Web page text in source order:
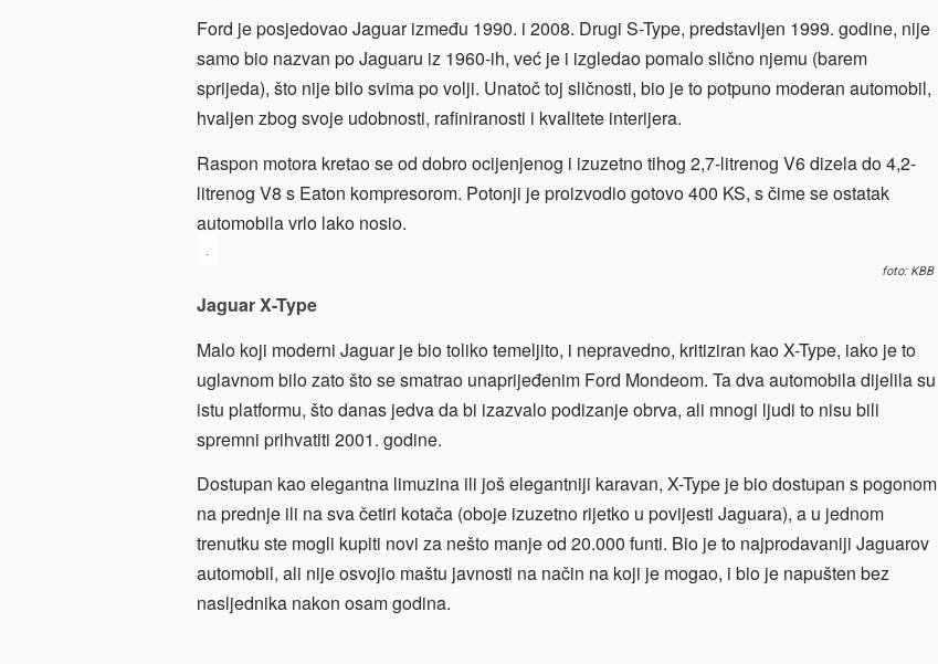
Ford je posjedovao Jaguar između 1990. i 2008. Drugi S-Type, predstavljen 1999. godine, nije
samo bio nazvan po Jaguaru iz 1960-ih, već je i izgledao pomalo slično njemu (barem
sprijeda), što nije bilo svima po volji. Unatoč toj sličnosti, bio je to potpuno moderan automobil,
hvaljen zbog svoje udobnosti, rafiniranosti i kvalitete interijera.
Raspon motora kretao se od dobro ocijenjenog i izuzetno tihog 2,7-litrenog V6 dizela do 4,2-
litrenog V8 s Eaton kompresorom. Potonji je proizvodio gotovo 400 KS, s čime se ostatak
automobila vrlo lako nosio.
foto: KBB
Jaguar X-Type
Malo koji moderni Jaguar je bio toliko temeljito, i nepravedno, kritiziran kao X-Type, iako je to
uglavnom bilo zato što se smatrao unaprijeđenim Ford Mondeom. Ta dva automobila dijelila su
istu platformu, što danas jedva da bi izazvalo podizanje obrva, ali mnogi ljudi to nisu bili
spremni prihvatiti 2001. godine.
Dostupan kao elegantna limuzina ili još elegantniji karavan, X-Type je bio dostupan s pogonom
na prednje ili na sva četiri kotača (oboje izuzetno rijetko u povijesti Jaguara), a u jednom
trenutku ste mogli kupiti novi za nešto manje od 20.000 funti. Bio je to najprodavaniji Jaguarov
automobil, ali nije osvojio maštu javnosti na način na koji je mogao, i bio je napušten bez
nasljednika nakon osam godina.